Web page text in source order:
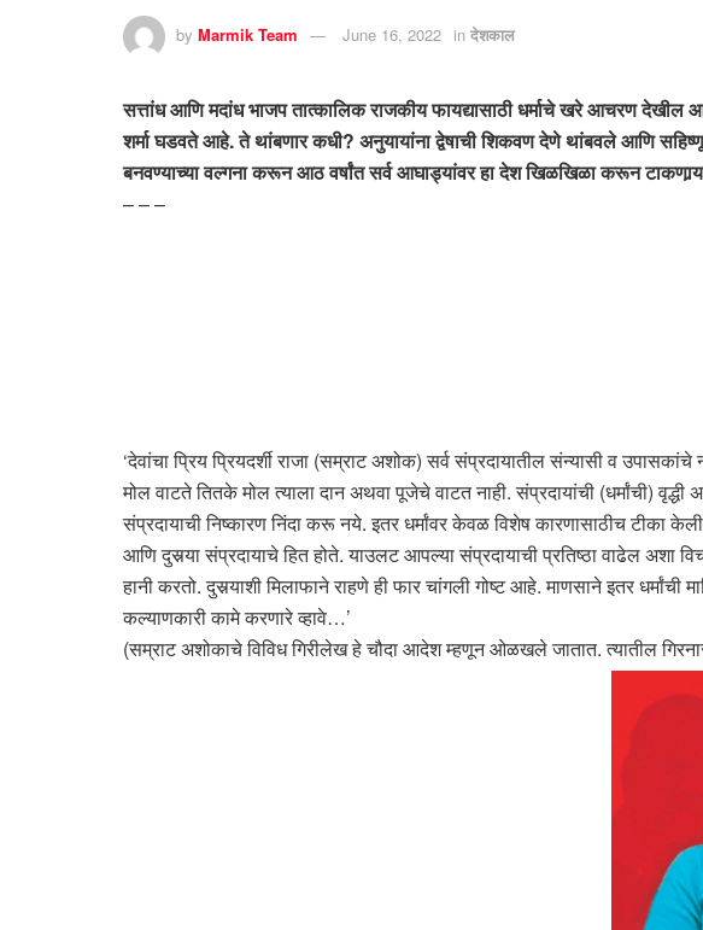
by Marmik Team June 16, 2022 in देशकाल
सत्तांध आणि मदांध भाजप तात्कालिक राजकीय फायद्यासाठी धर्माचे खरे आचरण देखील
शर्मा घडवते आहे. ते थांबणार कधी? अनुयायांना द्वेषाची शिकवण देणे थांबवले आणि
बनवण्याच्या वल्गना करून आठ वर्षांत सर्व आघाड्यांवर हा देश खिळखिळा करून
– – –
‘देवांचा प्रिय प्रियदर्शी राजा (सम्राट अशोक) सर्व संप्रदायातील संन्यासी व
मोल वाटते तितके मोल त्याला दान अथवा पूजेचे वाटत नाही. संप्रदायांची (धर्मांची)
संप्रदायाची निष्कारण निंदा करू नये. इतर धर्मांवर केवळ विशेष कारणासाठीच टीका
आणि दुसर्‍या संप्रदायाचे हित होते. याउलट आपल्या संप्रदायाची प्रतिष्ठा वाढेल अशा
हानी करतो. दुसर्‍याशी मिलाफाने राहणे ही फार चांगली गोष्ट आहे. माणसाने इतर धर्मांची
कल्याणकारी कामे करणारे व्हावे…’
(सम्राट अशोकाचे विविध गिरीलेख हे चौदा आदेश म्हणून ओळखले जातात. त्यातील